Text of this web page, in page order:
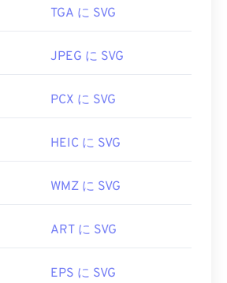
TGA に SVG
JPEG に SVG
PCX に SVG
HEIC に SVG
WMZ に SVG
ART に SVG
EPS に SVG